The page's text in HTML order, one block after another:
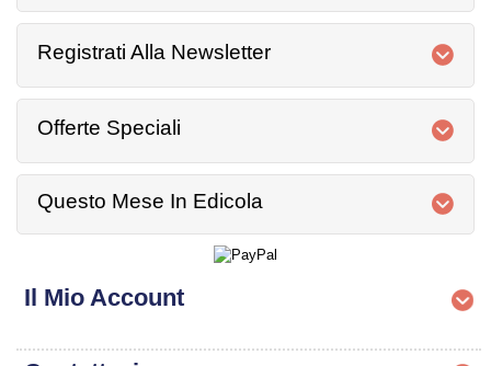
Registrati Alla Newsletter
Offerte Speciali
Questo Mese In Edicola
Il Mio Account